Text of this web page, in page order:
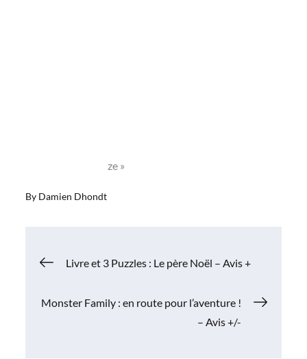
ze »
By Damien Dhondt
Navigation
de
Livre et 3 Puzzles : Le père Noël – Avis +
Monster Family : en route pour l’aventure !
– Avis +/-